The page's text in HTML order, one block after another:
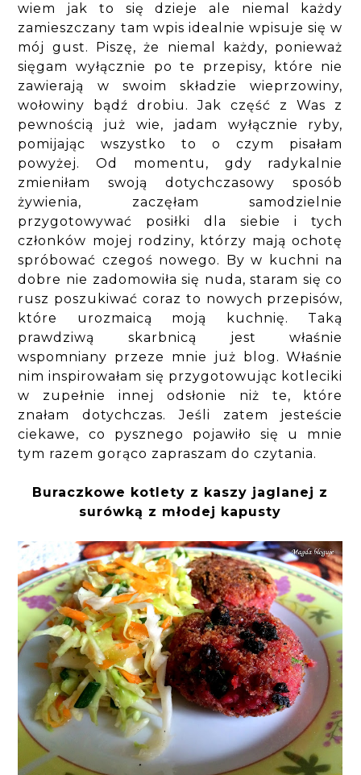
wiem jak to się dzieje ale niemal każdy
zamieszczany tam wpis idealnie wpisuje się w
mój gust. Piszę, że niemal każdy, ponieważ
sięgam wyłącznie po te przepisy, które nie
zawierają w swoim składzie wieprzowiny,
wołowiny bądź drobiu. Jak część z Was z
pewnością już wie, jadam wyłącznie ryby,
pomijając wszystko to o czym pisałam
powyżej. Od momentu, gdy radykalnie
zmieniłam swoją dotychczasowy sposób
żywienia, zaczęłam samodzielnie
przygotowywać posiłki dla siebie i tych
członków mojej rodziny, którzy mają ochotę
spróbować czegoś nowego. By w kuchni na
dobre nie zadomowiła się nuda, staram się co
rusz poszukiwać coraz to nowych przepisów,
które urozmaicą moją kuchnię. Taką
prawdziwą skarbnicą jest właśnie
wspomniany przeze mnie już blog. Właśnie
nim inspirowałam się przygotowując kotleciki
w zupełnie innej odsłonie niż te, które
znałam dotychczas. Jeśli zatem jesteście
ciekawe, co pysznego pojawiło się u mnie
tym razem gorąco zapraszam do czytania.
Buraczkowe kotlety z kaszy jaglanej z
surówką z młodej kapusty